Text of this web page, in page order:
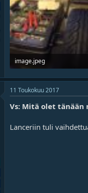
image.jpeg
11 Toukokuu 2017
Vs: Mitä olet tänään
Lanceriin tuli